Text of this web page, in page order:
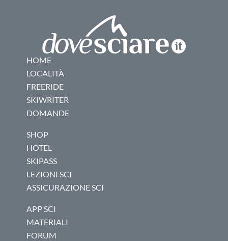
HOME
LOCALITÀ
FREERIDE
SKIWRITER
DOMANDE
SHOP
HOTEL
SKIPASS
LEZIONI SCI
ASSICURAZIONE SCI
APP SCI
MATERIALI
FORUM